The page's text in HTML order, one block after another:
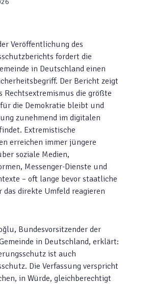
Veröffentlichung des
fordert die
in Deutschland einen
Der Bericht zeigt
Rechtsextremismus die größte
die Demokratie bleibt und
zunehmend im digitalen
Extremistische
erreichen immer jüngere
soziale Medien,
Messenger-Dienste und
– oft lange bevor staatliche
das direkte Umfeld reagieren
Bundesvorsitzender der
in Deutschland, erklärt:
ist auch
Die Verfassung verspricht
in Würde, gleichberechtigt